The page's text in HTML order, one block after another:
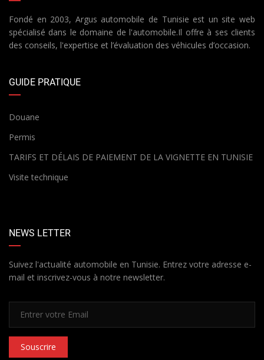
Fondé en 2003, Argus automobile de Tunisie est un site web
spécialisé dans le domaine de l'automobile.Il offre à ses clients
des conseils, l'expertise et l’évaluation des véhicules d’occasion.
GUIDE PRATIQUE
Douane
Permis
TARIFS ET DÉLAIS DE PAIEMENT DE LA VIGNETTE EN TUNISIE
Visite technique
NEWS LETTER
Suivez l'actualité automobile en Tunisie. Entrez votre adresse e-
mail et inscrivez-vous à notre newsletter.
Souscrire